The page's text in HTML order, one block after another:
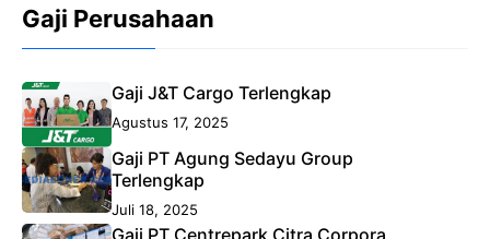
Gaji Perusahaan
Gaji J&T Cargo Terlengkap
Agustus 17, 2025
Gaji PT Agung Sedayu Group
Terlengkap
Juli 18, 2025
Gaji PT Centrepark Citra Corpora